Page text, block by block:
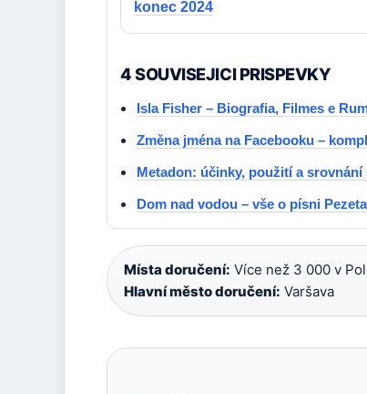
konec 2024
4 SOUVISEJICI PRISPEVKY
Isla Fisher – Biografia, Filmes e
Změna jména na Facebooku –
Metadon: účinky, použití a srovnání
Dom nad vodou – vše o písni Pezeta
Místa doručení: Více než 3 000 v
Hlavní město doručení: Varšava